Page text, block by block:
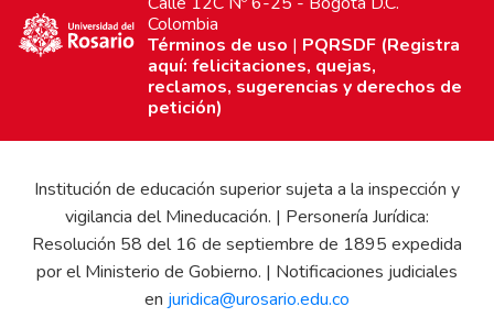
Colombia
Términos de uso | PQRSDF (Registra
aquí: felicitaciones, quejas,
reclamos, sugerencias y derechos de
petición)
Institución de educación superior sujeta a la inspección y
vigilancia del Mineducación. | Personería Jurídica:
Resolución 58 del 16 de septiembre de 1895 expedida
por el Ministerio de Gobierno. | Notificaciones judiciales
en juridica@urosario.edu.co